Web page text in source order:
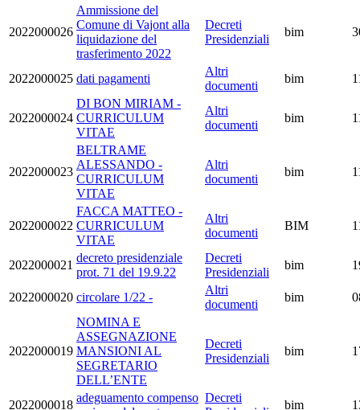
2022000026
Ammissione del
Comune di Vajont alla
liquidazione del
trasferimento 2022
Decreti
Presidenziali
bim
2022000025 dati pagamenti
Altri
documenti
bim
2022000024
DI BON MIRIAM -
CURRICULUM
VITAE
Altri
documenti
bim
2022000023
BELTRAME
ALESSANDO -
CURRICULUM
VITAE
Altri
documenti
bim
2022000022
FACCA MATTEO -
CURRICULUM
VITAE
Altri
documenti
BIM
2022000021
decreto presidenziale
prot. 71 del 19.9.22
Decreti
Presidenziali
bim
2022000020 circolare 1/22 -
Altri
documenti
bim
2022000019
NOMINA E
ASSEGNAZIONE
MANSIONI AL
SEGRETARIO
DELL’ENTE
Decreti
Presidenziali
bim
2022000018
adeguamento compenso Decreti
bim